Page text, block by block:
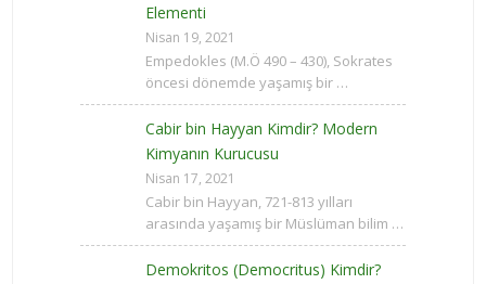
Elementi
Nisan 19, 2021
Empedokles (M.Ö 490 – 430), Sokrates
öncesi dönemde yaşamış bir …
Cabir bin Hayyan Kimdir? Modern
Kimyanın Kurucusu
Nisan 17, 2021
Cabir bin Hayyan, 721-813 yılları
arasında yaşamış bir Müslüman bilim …
Demokritos (Democritus) Kimdir?